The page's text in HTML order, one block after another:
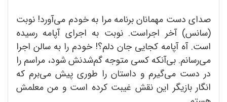
صدای دست مهمانان برنامه مرا به خودم می‌آورد! نوبت
(سانس) آخر اجراست. نوبت به اجرای آپامه رسیده
است. آه آپامه کجایی جان دلم؟! خودم را به سالن اجرا
می‌رسانم. بی‌آنکه کسی متوجه گم‌شدنش شود، مراسم را
در دست می‌گیرم و داستان را طوری پیش می‌برم که
انگار بازیگر این نقش غیبت کرده است و من معلمش